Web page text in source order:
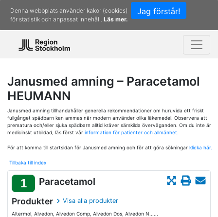
Jag förstår!
Denna webbplats använder kakor (cookies)
för statistik och anpassat innehåll. Läs mer.
Janusmed amning – Paracetamol
HEUMANN
Janusmed amning tillhandahåller generella rekommendationer om huruvida ett friskt
fullgånget spädbarn kan ammas när modern använder olika läkemedel. Observera att
prematura och/eller sjuka spädbarn alltid kräver särskilda överväganden. Om du inte är
medicinskt utbildad, läs först vår information för patienter och allmänhet.
För att komma till startsidan för Janusmed amning och för att göra sökningar klicka här.
Tillbaka till index
1 Paracetamol
Produkter Visa alla produkter
Altermol, Alvedon, Alvedon Comp, Alvedon Dos, Alvedon N......